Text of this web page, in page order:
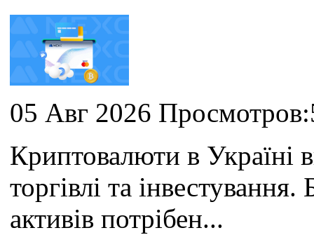
05 Авг 2026
Криптовалюти в Україні
торгівлі та
активів потрібен...